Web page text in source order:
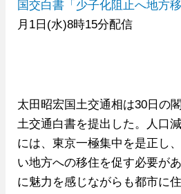
国交白書「少子化阻止へ地方
月1日(水)8時15分配信
太田昭宏国土交通相は30日の
土交通白書を提出した。人口
には、東京一極集中を是正し
い地方への移住を促す必要が
に魅力を感じながらも都市に